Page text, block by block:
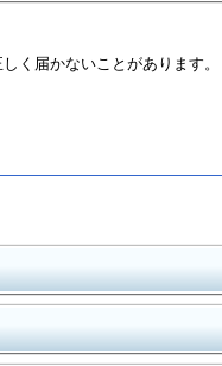
く届かないことがあります。